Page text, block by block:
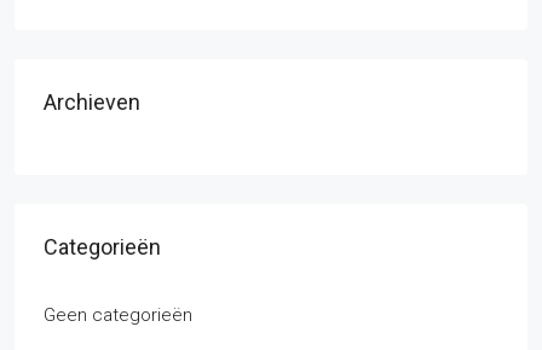
Archieven
Categorieën
Geen categorieën